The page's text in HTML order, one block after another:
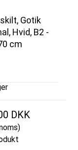
Gotik
Hvid, B2 -
cm
DKK